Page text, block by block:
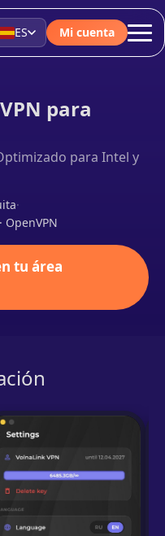
ES Mi cuenta
para
para Intel y
·
OpenVPN
tu área